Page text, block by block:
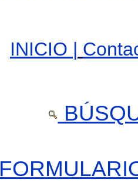
INICIO |